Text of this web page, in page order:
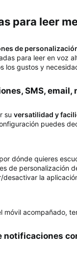
para leer
de
para leer en voz
los gustos y
SMS, email,
su versatilidad y
puedes
dónde quieres
de personalización
desactivar la
móvil acompañado,
notificaciones